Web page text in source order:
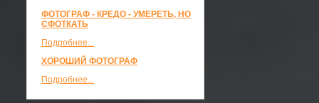
ФОТОГРАФ - КРЕДО - УМЕРЕТЬ, НО
СФОТКАТЬ
Подробнее...
ХОРОШИЙ ФОТОГРАФ
Подробнее...